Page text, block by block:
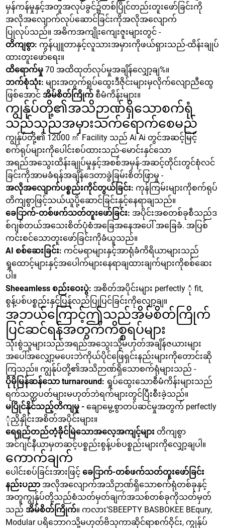
မှန်ကန်မှုနှင့်အတူအလုပ်ခွင်၌တစ်ပြိုင်တည်းတူးဖော်ခြင်းကို
အလိုအလျောက်လုပ်ဆောင်ခြင်းကိုအလိုအလျောက်
ပြုလုပ်သည်။ အဓိကအကျိုးကျေးဇူးများတွင် -
တိကျစွာ: ကွန်ပျူတာနှင့်လူသားအမှားကိုဖယ်ရှားသည်-ထိန်းချုပ်
ထားတူးဖော်ရေး။
ထိရောက်မှု 70 အထိထုတ်လုပ်မှုအချိန်လျှော့ချ%။
ဘက်စုံသုံး: များအတွက်ရှုပ်ထွေးဒီဇိုင်းများမှလိုက်လျောညီထွေ
ဖြစ်အောင်အိမ်စိတ်ကြိုက် စီမံကိန်းများ။
ကျွန်ုပ်တို့၏အသိဉာဏ်ရှိသောစက်ရုံ
သည်သုညအမှားသက်ရောက်စေမည်
ကျွန်ုပ်တို့၏ 12000 ㎡ Facility သည် Ai Ai တွင်အဆင့်မြင့်
စက်ရုပ်များကိုပေါင်းစပ်ထားသည်-မောင်းနှင်သော
အရည်အသွေးထိန်းချုပ်မှုနှင့်အစစ်အမှန်-အဆင့်တိုင်းတွင်စုံလင်
ခြင်းကိုအာမခံရန်အချိန်ဒေတာခွဲခြမ်းစိတ်ဖြာမှု -
အလိုအလျောက်ပစ္စည်းကိုင်တွယ်ခြင်း: ကုန်ကြမ်းများကိုစက်ရုပ်
တိကျစွာဖြင့်သယ်ယူပို့ဆောင်ခြင်းနှင့်နေရာချသည်။
ခေြာက်-တစ်ဖက်သတ်တူးဖော်ခြင်း: အပိုင်းအစတစ်ခုစီသည်ဒ
စ်ဂျစ်တယ်အသေးစိတ်ပုံစံအခြေအနေအပေါ် အခြေခံ. အပြစ်
ကင်းစင်သောတူးဖော်ခြင်းကိုခံယူသည်။
AI စစ်ဆေးခြင်း: ကင်မရာများနှင့်အာရုံခံကိရိယာများသည်
ရှုထောင့်များနှင့်အပေါက်များနေရာချထားချက်များကိုစစ်ဆေး
ပါ။
Sheeamless စည်းဝေးပွဲ: အစိတ်အပိုင်းများ perfectly ုံ fit,
စွန့်ပစ်ပစ္စည်းနှင့်ပြန်လည်ပြုပြင်ခြင်းကိုလျှော့ချ။
အဘယ်ကြောင့်ဤသည်အိမ်စိတ်ကြိုက်
ပြင်ဆင်ရန်အတွက်ကိစ္စရပ်များ
သုံးစွဲသူများသည်အရည်အသွေးသို့မဟုတ်အချိန်ဇယားများ
အပေါ်အလျှော့မပေးဘဲကိုယ်ပိုင်ဖြေရှင်းနည်းများကိုတောင်းဆို
ကြသည်။ ကျွန်ုပ်တို့၏အသိဉာဏ်ရှိသောစက်ရုံများသည် -
ပိုမိုမြန်ဆန်သော turnaround: ရှုပ်ထွေးသောစီမံကိန်းများသည်
ရက်သတ္တပတ်များမဟုတ်ဘဲရက်များတွင်ပြီးစီးခဲ့သည်။
မပြိုင်နိုင်သည့်တိကျမှု - ချောမွေ့စွာတပ်ဆင်မှုအတွက် perfectly
ုံညှိနှိုင်းအစိတ်အပိုင်းများ။
ရေရှည်တည်တံ့ခိုင်မြဲသောအလေ့အကျင့်များ တိကျစွာ
အင်ဂျင်နီယာမှတဆင့်ပစ္စည်းစွန့်ပစ်ပစ္စည်းများကိုလျှော့ချပါ။
ကောက်ချက်
ပေါင်းစပ်ခြင်းအားဖြင့်ခေြာက်-တစ်ဖက်သတ်တူးဖော်ခြင်း
နည်းပညာ အလိုအလျောက်အသိဉာဏ်ရှိသောစက်ရုံတစ်ခုနှင့်
အတူကျွန်ုပ်တို့သည်စံသတ်မှတ်ချက်အသစ်တစ်ခုကိုသတ်မှတ်
သည်အိမ်စိတ်ကြိုက်။ ကလား’SBEEPTY BASBOKEE BEqury,
Modular ပရိဘောဂသို့မဟုတ်ဗိသုကာဆိုင်ရာစက်ဝိုင်း, ကျွန်ုပ်